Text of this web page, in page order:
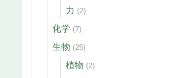
力 (2)
化学 (7)
生物 (25)
植物 (2)